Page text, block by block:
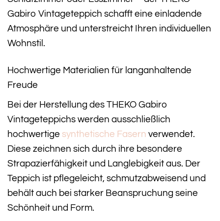
Gabiro Vintageteppich schafft eine einladende
Atmosphäre und unterstreicht Ihren individuellen
Wohnstil.
Hochwertige Materialien für langanhaltende
Freude
Bei der Herstellung des THEKO Gabiro
Vintageteppichs werden ausschließlich
hochwertige synthetische Fasern verwendet.
Diese zeichnen sich durch ihre besondere
Strapazierfähigkeit und Langlebigkeit aus. Der
Teppich ist pflegeleicht, schmutzabweisend und
behält auch bei starker Beanspruchung seine
Schönheit und Form.